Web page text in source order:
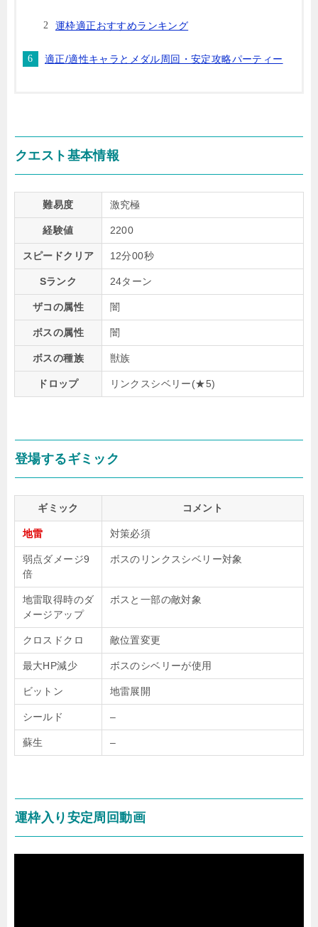
運枠適正おすすめランキング
適正/適性キャラとメダル周回・安定攻略パーティー
クエスト基本情報
難易度 激究極
経験値 2200
スピードクリア 12分00秒
Sランク 24ターン
ザコの属性 闇
ボスの属性 闇
ボスの種族 獣族
ドロップ リンクスシベリー(★5)
登場するギミック
ギミック コメント
地雷 対策必須
弱点ダメージ9
倍
ボスのリンクスシベリー対象
地雷取得時のダ
メージアップ
ボスと一部の敵対象
クロスドクロ 敵位置変更
最大HP減少 ボスのシベリーが使用
ビットン 地雷展開
シールド –
蘇生 –
運枠入り安定周回動画